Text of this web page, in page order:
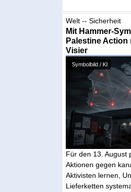
Welt -- Sicherheit
Mit Hammer-
Palestine Action
Visier
Symbolbild / KI
Für den 13. August
Aktionen gegen
Aktivisten lernen,
Lieferketten